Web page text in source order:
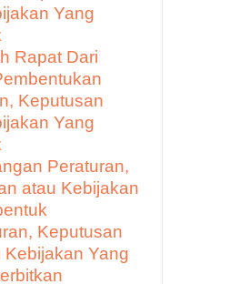
Yang
Rapat Dari
Keputusan
Yang
Peraturan,
atau Kebijakan
Keputusan
Kebijakan Yang